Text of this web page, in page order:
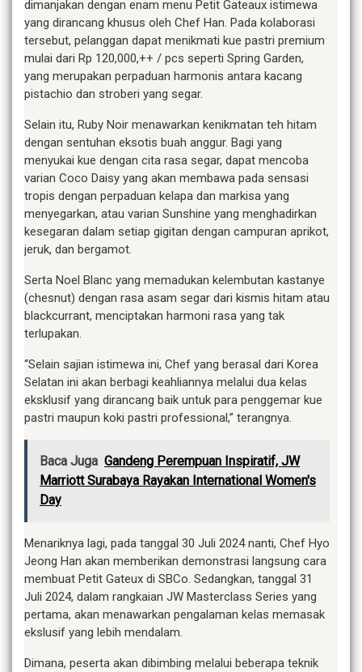
dimanjakan dengan enam menu Petit Gateaux istimewa
yang dirancang khusus oleh Chef Han. Pada kolaborasi
tersebut, pelanggan dapat menikmati kue pastri premium
mulai dari Rp 120,000,++ / pcs seperti Spring Garden,
yang merupakan perpaduan harmonis antara kacang
pistachio dan stroberi yang segar.
Selain itu, Ruby Noir menawarkan kenikmatan teh hitam
dengan sentuhan eksotis buah anggur. Bagi yang
menyukai kue dengan cita rasa segar, dapat mencoba
varian Coco Daisy yang akan membawa pada sensasi
tropis dengan perpaduan kelapa dan markisa yang
menyegarkan, atau varian Sunshine yang menghadirkan
kesegaran dalam setiap gigitan dengan campuran aprikot,
jeruk, dan bergamot.
Serta Noel Blanc yang memadukan kelembutan kastanye
(chesnut) dengan rasa asam segar dari kismis hitam atau
blackcurrant, menciptakan harmoni rasa yang tak
terlupakan.
“Selain sajian istimewa ini, Chef yang berasal dari Korea
Selatan ini akan berbagi keahliannya melalui dua kelas
eksklusif yang dirancang baik untuk para penggemar kue
pastri maupun koki pastri professional,” terangnya.
Baca Juga Gandeng Perempuan Inspiratif, JW
Marriott Surabaya Rayakan International Women's
Day
Menariknya lagi, pada tanggal 30 Juli 2024 nanti, Chef Hyo
Jeong Han akan memberikan demonstrasi langsung cara
membuat Petit Gateux di SBCo. Sedangkan, tanggal 31
Juli 2024, dalam rangkaian JW Masterclass Series yang
pertama, akan menawarkan pengalaman kelas memasak
ekslusif yang lebih mendalam.
Dimana, peserta akan dibimbing melalui beberapa teknik